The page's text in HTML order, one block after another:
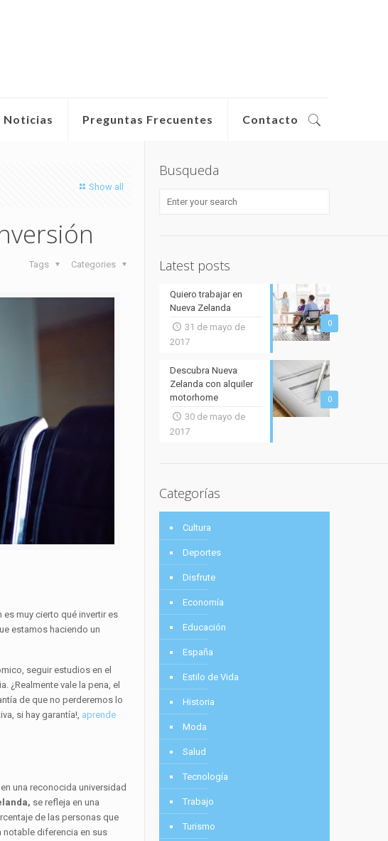
Noticias Preguntas Frecuentes Contacto
Show all
Categories
Tags
muy cierto qué invertir es
estamos haciendo un
seguir estudios en el
¿Realmente vale la pena, el
de que no perderemos lo
si hay garantía!, aprende
una reconocida universidad
se refleja en una
de las personas que
notable diferencia en sus
Busqueda
Latest posts
0
Quiero trabajar en
Nueva Zelanda
31 de mayo de
2017
0
Descubra Nueva
Zelanda con alquiler
motorhome
30 de mayo de
2017
Categorías
Cultura
Deportes
Disfrute
Economía
Educación
España
Estilo de Vida
Historia
Moda
Salud
Tecnología
Trabajo
Turismo